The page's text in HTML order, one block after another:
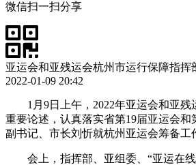
微信扫一扫分享
亚运会和亚残运会杭州市运行保障指挥
2022-01-09 20:42
1月9日上午，2022年亚运会和亚
重要论述，认真落实省第19届亚运会
副书记、市长刘忻就杭州亚运会筹备工
会上，指挥部、亚组委、“亚运在